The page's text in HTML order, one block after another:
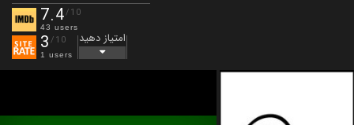
7.4/10
43 users
3 /10
1 users
امتیاز دهید